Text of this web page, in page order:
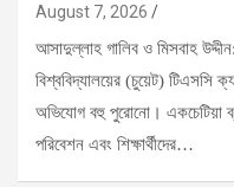
August 7, 2026
আসাদুল্লাহ গালিব ও মিসবাহ
বিশ্ববিদ্যালয়ের (চুয়েট) টিএসসি
অভিযোগ বহু পুরোনো। একচেটিয়া
পরিবেশন এবং শিক্ষার্থীদের…